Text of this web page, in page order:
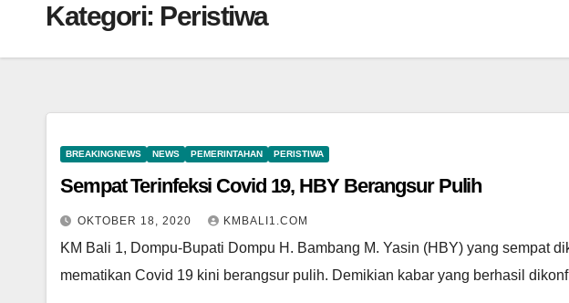
Kategori: Peristiwa
BREAKINGNEWS NEWS PEMERINTAHAN PERISTIWA
Sempat Terinfeksi Covid 19, HBY Berangsur Pulih
OKTOBER 18, 2020 KMBALI1.COM
KM Bali 1, Dompu-Bupati Dompu H. Bambang M. Yasin (HBY) yang sempat
mematikan Covid 19 kini berangsur pulih. Demikian kabar yang berhasil